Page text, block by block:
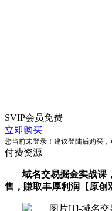
SVIP会员免费
立即购买
您当前未登录！建议登陆后购买
付费资源
域名交易掘金实战课
售，賺取丰厚利润【原创